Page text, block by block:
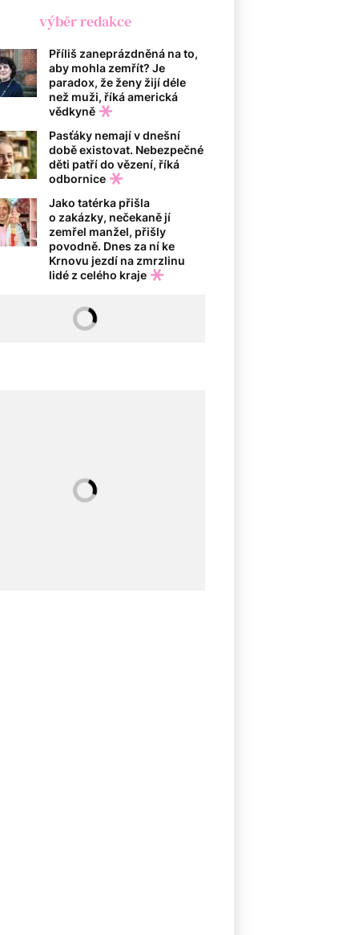
výběr redakce
Příliš zaneprázdněná na to,
aby mohla zemřít? Je
paradox, že ženy žijí déle
než muži, říká americká
vědkyně
Pasťáky nemají v dnešní
době existovat. Nebezpečné
děti patří do vězení, říká
odbornice
Jako tatérka přišla
o zakázky, nečekaně jí
zemřel manžel, přišly
povodně. Dnes za ní ke
Krnovu jezdí na zmrzlinu
lidé z celého kraje